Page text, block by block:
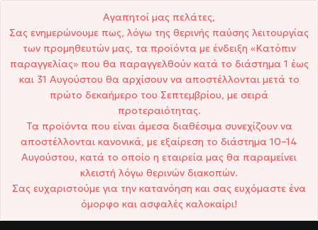
Αγαπητοί μας πελάτες,
Σας ενημερώνουμε πως, λόγω της θερινής παύσης λειτουργίας
των προμηθευτών μας, τα προϊόντα με ένδειξη «Κατόπιν
παραγγελίας» που θα παραγγελθούν κατά το διάστημα 1 έως
και 31 Αυγούστου θα αρχίσουν να αποστέλλονται μετά το
πρώτο δεκαήμερο του Σεπτεμβρίου, με σειρά
προτεραιότητας.
Τα προϊόντα που είναι άμεσα διαθέσιμα συνεχίζουν να
αποστέλλονται κανονικά, με εξαίρεση το διάστημα 10–14
Αυγούστου, κατά το οποίο η εταιρεία μας θα παραμείνει
κλειστή λόγω θερινών διακοπών.
Σας ευχαριστούμε για την κατανόηση και σας ευχόμαστε ένα
όμορφο και ασφαλές καλοκαίρι!